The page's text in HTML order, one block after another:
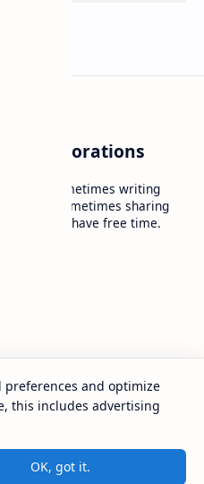
Explorations
post, sometimes writing
and sometimes sharing
I have free time.
‧ All rights
preferences and optimize
this includes advertising
OK, got it.